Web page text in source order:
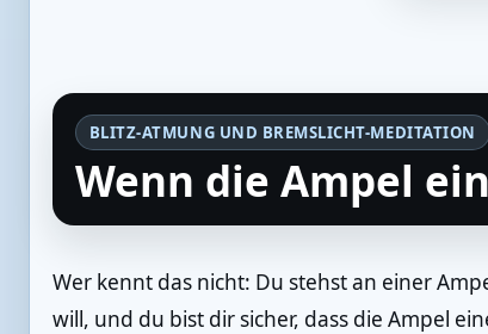
BLITZ-ATMUNG UND BREMSLICHT-MEDITATION
Wenn die Ampel
Wer kennt das nicht: Du stehst an einer
will, und du bist dir sicher, dass die Ampel